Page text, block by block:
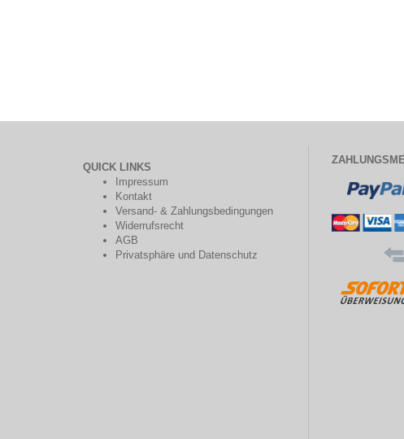
QUICK LINKS
Impressum
Kontakt
Versand- & Zahlungsbedingungen
Widerrufsrecht
AGB
Privatsphäre und Datenschutz